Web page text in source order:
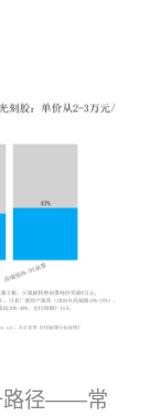
路径——常